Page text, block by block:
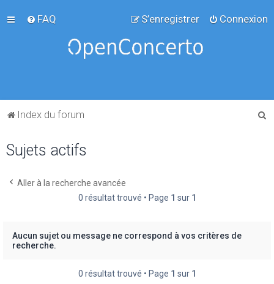
FAQ Connexion
S’enregistrer
Index du forum
Sujets actifs
Aller à la recherche avancée
0 résultat trouvé • Page 1 sur 1
Aucun sujet ou message ne correspond à vos critères de
recherche.
0 résultat trouvé • Page 1 sur 1